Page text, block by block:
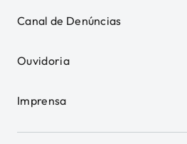
Canal de Denúncias
Ouvidoria
Imprensa